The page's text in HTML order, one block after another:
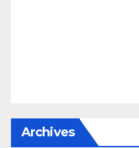
Archives